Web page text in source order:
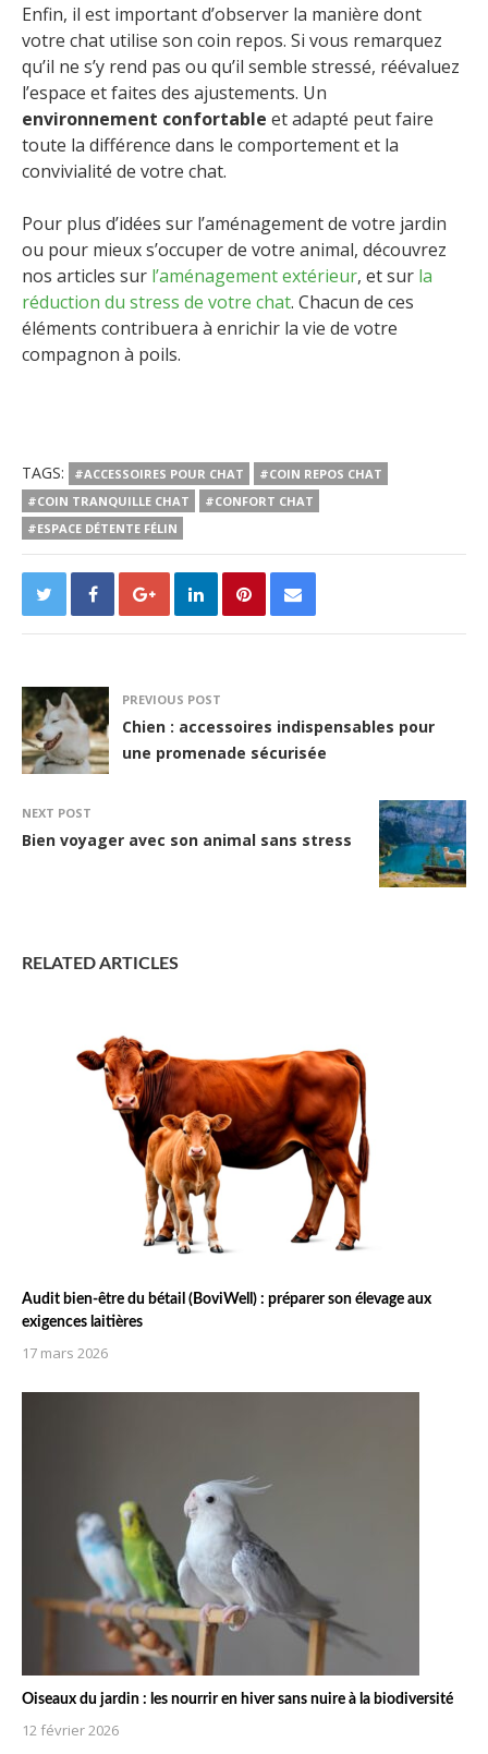
Enfin, il est important d’observer la manière dont
votre chat utilise son coin repos. Si vous remarquez
qu’il ne s’y rend pas ou qu’il semble stressé, réévaluez
l’espace et faites des ajustements. Un
environnement confortable et adapté peut faire
toute la différence dans le comportement et la
convivialité de votre chat.
Pour plus d’idées sur l’aménagement de votre jardin
ou pour mieux s’occuper de votre animal, découvrez
nos articles sur l’aménagement extérieur, et sur la
réduction du stress de votre chat. Chacun de ces
éléments contribuera à enrichir la vie de votre
compagnon à poils.
TAGS: #ACCESSOIRES POUR CHAT
#COIN REPOS CHAT
#COIN TRANQUILLE CHAT
#CONFORT CHAT
#ESPACE DÉTENTE FÉLIN
PREVIOUS POST
Chien : accessoires indispensables pour
une promenade sécurisée
NEXT POST
Bien voyager avec son animal sans stress
RELATED ARTICLES
Audit bien-être du bétail (BoviWell) : préparer son élevage aux
exigences laitières
17 mars 2026
Oiseaux du jardin : les nourrir en hiver sans nuire à la biodiversité
12 février 2026